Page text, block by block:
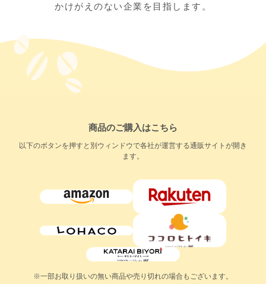
かけがえのない企業を目指します。
商品のご購入はこちら
以下のボタンを押すと別ウィンドウで各社が運営する通販サイトが開き
ます。
※一部お取り扱いの無い商品や売り切れの場合もございます。